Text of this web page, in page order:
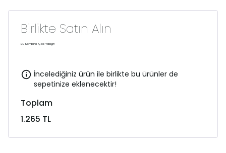
Birlikte Satın Alın
Bu Kombine Çok Yakışır!
İncelediğiniz ürün ile birlikte bu ürünler de
sepetinize eklenecektir!
Toplam
1.265 TL